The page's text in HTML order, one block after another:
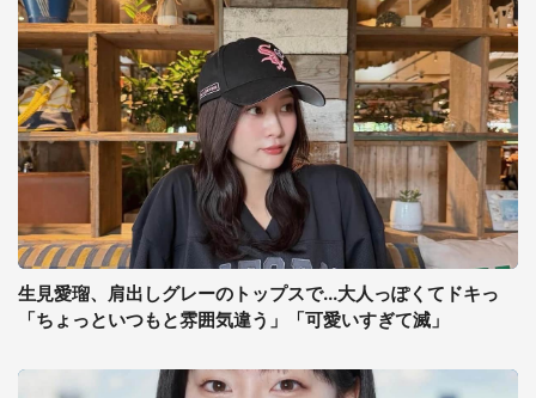
生見愛瑠、肩出しグレーのトップスで...大人っぽくてドキっ
「ちょっといつもと雰囲気違う」「可愛いすぎて滅」